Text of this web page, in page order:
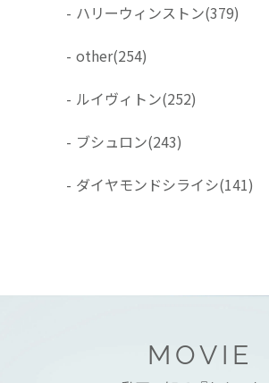
- ハリーウィンストン(379)
- other(254)
- ルイヴィトン(252)
- ブシュロン(243)
- ダイヤモンドシライシ(141)
MOVIE